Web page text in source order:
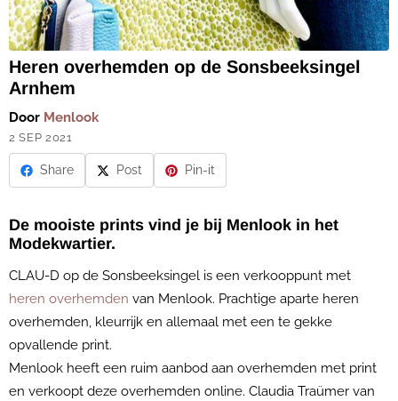
Heren overhemden op de Sonsbeeksingel
Arnhem
Door Menlook
2 SEP 2021
Share Post Pin-it
De mooiste prints vind je bij Menlook in het
Modekwartier.
CLAU-D op de Sonsbeeksingel is een verkooppunt met
heren overhemden van Menlook. Prachtige aparte heren
overhemden, kleurrijk en allemaal met een te gekke
opvallende print.
Menlook heeft een ruim aanbod aan overhemden met print
en verkoopt deze overhemden online. Claudia Traümer van